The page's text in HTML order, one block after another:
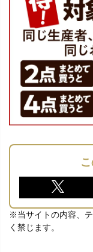
※当サイトの内容、
く禁じます。